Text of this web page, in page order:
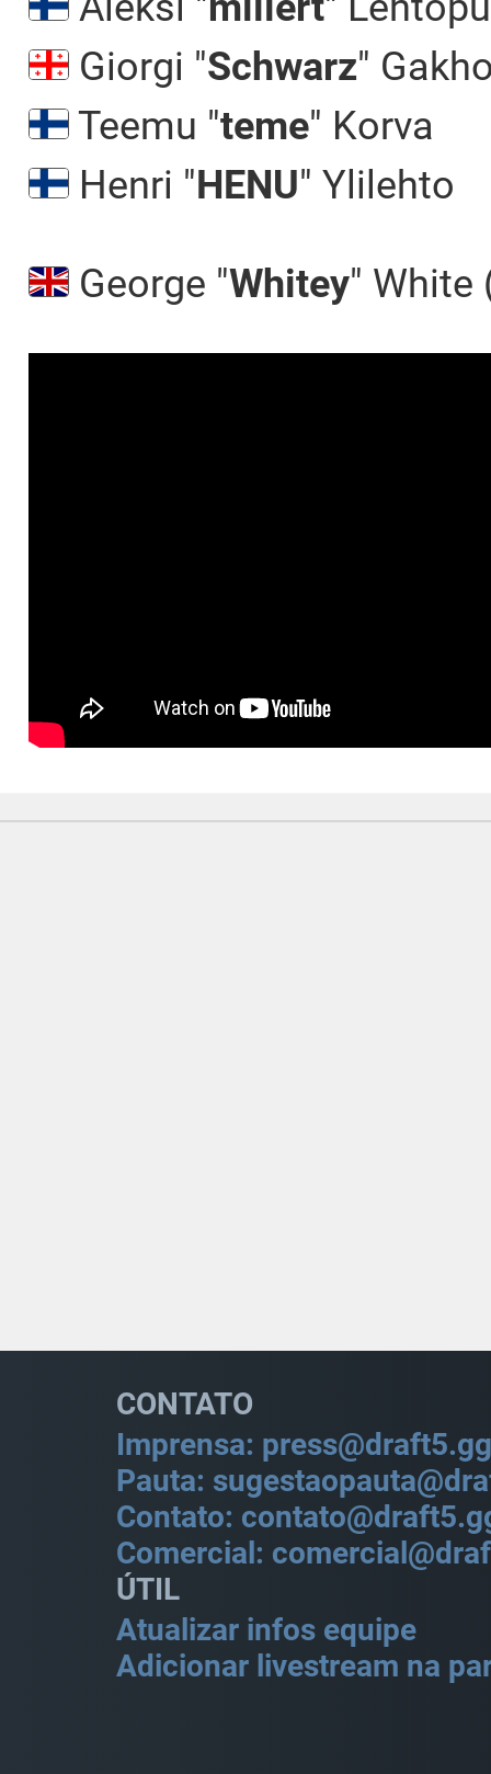
Giorgi "Schwarz"
Teemu "teme" Korva
Henri "HENU" Ylilehto
George "Whitey" White
CONTATO
Imprensa: press@draft5.gg
Pauta:
Contato:
Comercial:
ÚTIL
Atualizar infos equipe
Adicionar livestream na